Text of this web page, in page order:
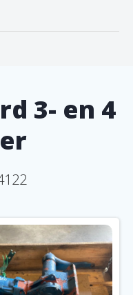
3- en 4